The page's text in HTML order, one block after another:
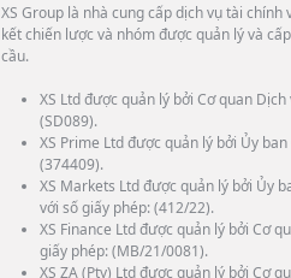
XS Group là nhà cung cấp dịch vụ tài
kết chiến lược và nhóm được quản lý và
cầu.
XS Ltd được quản lý bởi Cơ quan
(SD089).
XS Prime Ltd được quản lý bởi Ủy
(374409).
XS Markets Ltd được quản lý bởi Ủy
với số giấy phép: (412/22).
XS Finance Ltd được quản lý bởi Cơ
giấy phép: (MB/21/0081).
XS ZA (Pty) Ltd được quản lý bởi Cơ